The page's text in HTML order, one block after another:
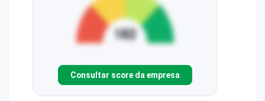
Consultar score da empresa